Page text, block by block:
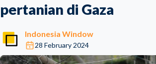
pertanian di Gaza
Indonesia Window
28 February 2024